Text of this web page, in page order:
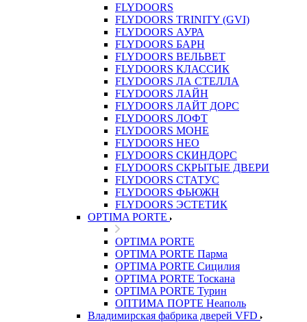
FLYDOORS
FLYDOORS TRINITY (GVI)
FLYDOORS АУРА
FLYDOORS БАРН
FLYDOORS ВЕЛЬВЕТ
FLYDOORS КЛАССИК
FLYDOORS ЛА СТЕЛЛА
FLYDOORS ЛАЙН
FLYDOORS ЛАЙТ ДОРС
FLYDOORS ЛОФТ
FLYDOORS МОНЕ
FLYDOORS НЕО
FLYDOORS СКИНДОРС
FLYDOORS СКРЫТЫЕ ДВЕРИ
FLYDOORS СТАТУС
FLYDOORS ФЬЮЖН
FLYDOORS ЭСТЕТИК
OPTIMA PORTE
OPTIMA PORTE
OPTIMA PORTE Парма
OPTIMA PORTE Сицилия
OPTIMA PORTE Тоскана
OPTIMA PORTE Турин
ОПТИМА ПОРТЕ Неаполь
Владимирская фабрика дверей VFD